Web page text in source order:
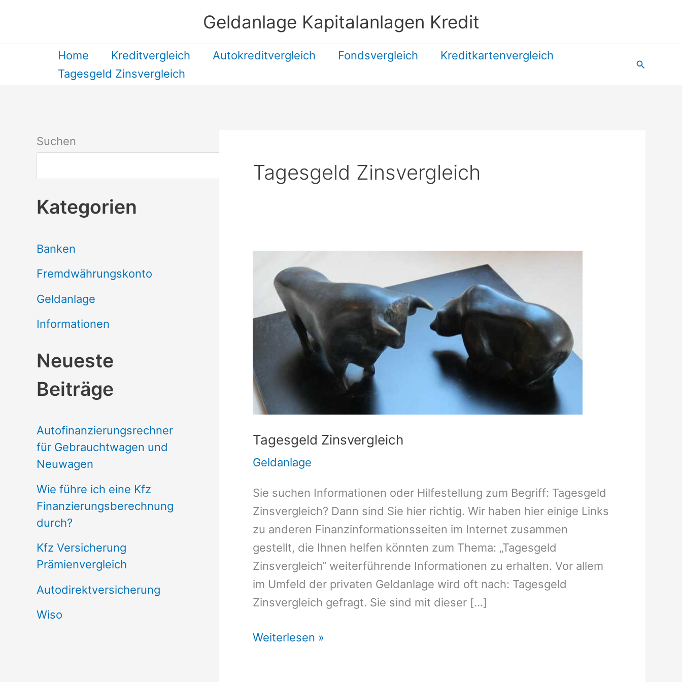
springen
Geldanlage Kapitalanlagen Kredit
Home Kreditvergleich Autokreditvergleich Fondsvergleich
Kreditkartenvergleich
Tagesgeld Zinsvergleich
Suchen
Suchen
Suchen
Kategorien
Banken
Fremdwährungskonto
Geldanlage
Informationen
Neueste
Beiträge
Autofinanzierungsrechner
für Gebrauchtwagen und
Neuwagen
Wie führe ich eine Kfz
Finanzierungsberechnung
durch?
Kfz Versicherung
Prämienvergleich
Autodirektversicherung
Wiso
Tagesgeld Zinsvergleich
Tagesgeld Zinsvergleich
Geldanlage
Sie suchen Informationen oder Hilfestellung zum Begriff: Tagesgeld
Zinsvergleich? Dann sind Sie hier richtig. Wir haben hier einige Links
zu anderen Finanzinformationsseiten im Internet zusammen
gestellt, die Ihnen helfen könnten zum Thema: „Tagesgeld
Zinsvergleich“ weiterführende Informationen zu erhalten. Vor allem
im Umfeld der privaten Geldanlage wird oft nach: Tagesgeld
Zinsvergleich gefragt. Sie sind mit dieser […]
Tagesgeld
Weiterlesen »